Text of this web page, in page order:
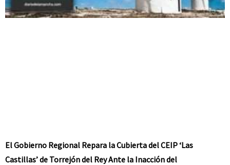
El Gobierno Regional Repara la Cubierta del CEIP ‘Las
Castillas’ de Torrejón del Rey Ante la Inacción del